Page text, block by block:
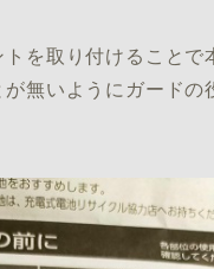
トを取り付けることで
無いようにガードの